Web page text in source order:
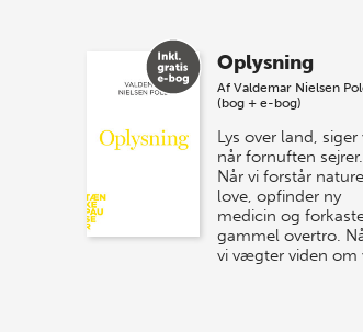
Oplysning
Af Valdemar Nielsen
(bog + e-bog)
Lys over land, siger
når fornuften sejrer.
Når vi forstår
love, opfinder ny
medicin og
gammel overtro.
vi vægter viden om